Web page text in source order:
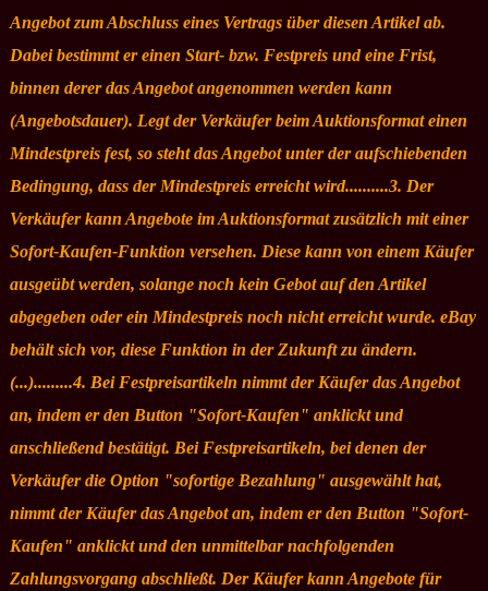
Angebot zum Abschluss eines Vertrags über diesen Artikel ab.
Dabei bestimmt er einen Start- bzw. Festpreis und eine Frist,
binnen derer das Angebot angenommen werden kann
(Angebotsdauer). Legt der Verkäufer beim Auktionsformat einen
Mindestpreis fest, so steht das Angebot unter der aufschiebenden
Bedingung, dass der Mindestpreis erreicht wird..........3. Der
Verkäufer kann Angebote im Auktionsformat zusätzlich mit einer
Sofort-Kaufen-Funktion versehen. Diese kann von einem Käufer
ausgeübt werden, solange noch kein Gebot auf den Artikel
abgegeben oder ein Mindestpreis noch nicht erreicht wurde. eBay
behält sich vor, diese Funktion in der Zukunft zu ändern.
(...).........4. Bei Festpreisartikeln nimmt der Käufer das Angebot
an, indem er den Button "Sofort-Kaufen" anklickt und
anschließend bestätigt. Bei Festpreisartikeln, bei denen der
Verkäufer die Option "sofortige Bezahlung" ausgewählt hat,
nimmt der Käufer das Angebot an, indem er den Button "Sofort-
Kaufen" anklickt und den unmittelbar nachfolgenden
Zahlungsvorgang abschließt. Der Käufer kann Angebote für